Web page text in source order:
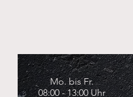
Mo. bis Fr.
08:00 - 13:00 Uhr